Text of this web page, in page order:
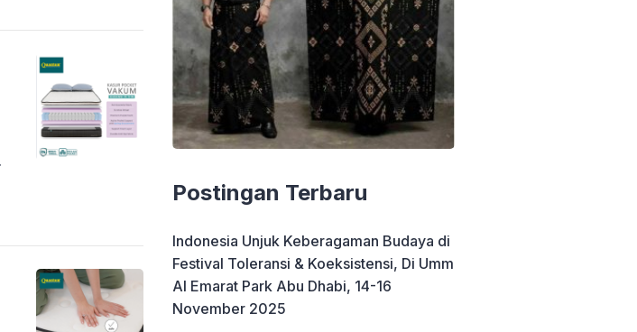
Postingan Terbaru
Indonesia Unjuk Keberagaman Budaya di
Festival Toleransi & Koeksistensi, Di Umm
Al Emarat Park Abu Dhabi, 14-16
November 2025